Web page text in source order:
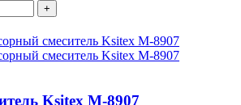
Ksitex M-8907